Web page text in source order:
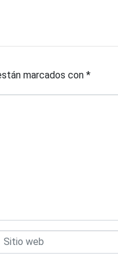
marcados con *
Sitio